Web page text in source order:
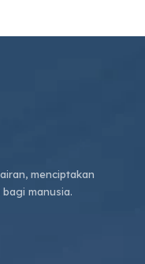
menciptakan
manusia.